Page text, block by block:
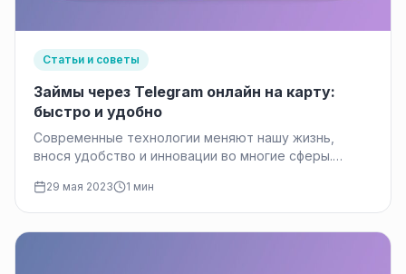
Статьи и советы
Займы через Telegram онлайн на карту:
быстро и удобно
Современные технологии меняют нашу жизнь,
внося удобство и инновации во многие сферы.
29 мая 2023 1 мин